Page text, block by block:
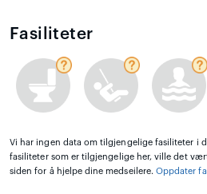
Fasiliteter
Vi har ingen data om tilgjengelige fasiliteter i
fasiliteter som er tilgjengelige her, ville det
siden for å hjelpe dine medseilere. Oppdater